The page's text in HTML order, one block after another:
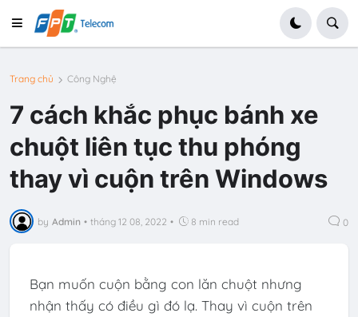
Trang chủ Công Nghệ
7 cách khắc phục bánh xe
chuột liên tục thu phóng
thay vì cuộn trên Windows
by Admin • tháng 12 08, 2022 • 8 min read 0
Bạn muốn cuộn bằng con lăn chuột nhưng
nhận thấy có điều gì đó lạ. Thay vì cuộn trên